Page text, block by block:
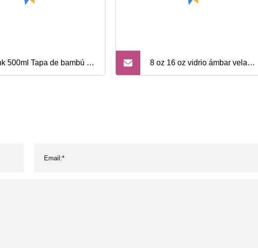
500ml Tapa de bambú de 8 oz 16 oz vidrio ámbar vela